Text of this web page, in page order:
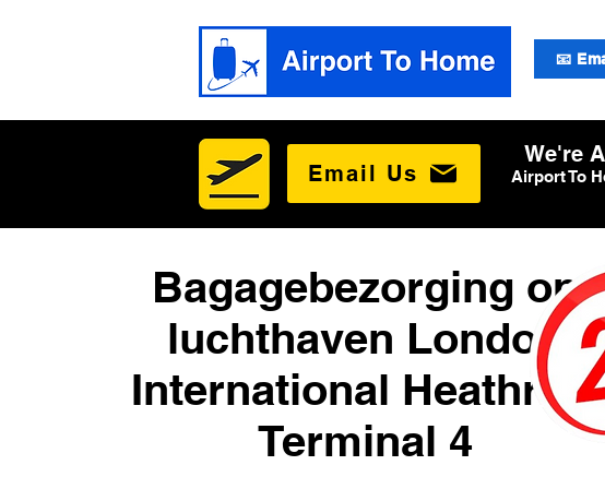
📧
Email Us
We're
Airport To
Bagagebezorging op
luchthaven London
International Heathrow
Terminal 4